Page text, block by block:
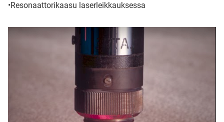
•Resonaattorikaasu laserleikkauksessa